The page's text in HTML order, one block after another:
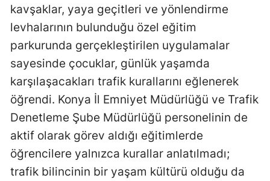
Muğla
Muş
Nevşehir
Niğde
Ordu
Rize
kavşaklar, yaya geçitleri ve yönlendirme
levhalarının bulunduğu özel eğitim
parkurunda gerçekleştirilen uygulamalar
sayesinde çocuklar, günlük yaşamda
karşılaşacakları trafik kurallarını eğlenerek
öğrendi. Konya İl Emniyet Müdürlüğü ve Trafik
Denetleme Şube Müdürlüğü personelinin de
aktif olarak görev aldığı eğitimlerde
öğrencilere yalnızca kurallar anlatılmadı;
trafik bilincinin bir yaşam kültürü olduğu da